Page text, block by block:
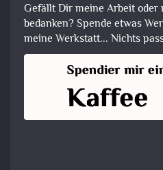
Gefällt Dir meine Arbeit oder
bedanken? Spende etwas
meine Werkstatt... Nichts